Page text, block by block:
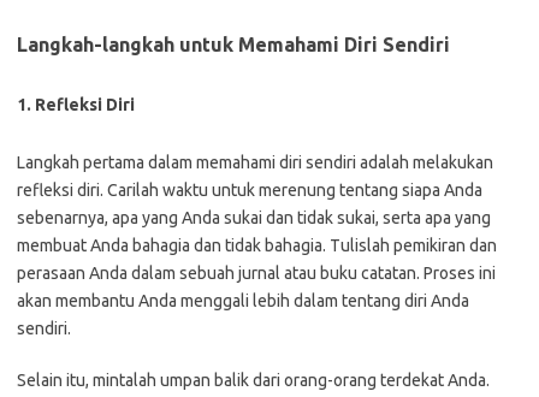
Langkah-langkah untuk Memahami Diri Sendiri
1. Refleksi Diri
Langkah pertama dalam memahami diri sendiri adalah melakukan
refleksi diri. Carilah waktu untuk merenung tentang siapa Anda
sebenarnya, apa yang Anda sukai dan tidak sukai, serta apa yang
membuat Anda bahagia dan tidak bahagia. Tulislah pemikiran dan
perasaan Anda dalam sebuah jurnal atau buku catatan. Proses ini
akan membantu Anda menggali lebih dalam tentang diri Anda
sendiri.
Selain itu, mintalah umpan balik dari orang-orang terdekat Anda.